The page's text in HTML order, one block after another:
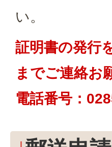
い。
証明書の発行
までご連絡お
電話番号：